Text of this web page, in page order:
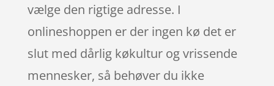
vælge den rigtige adresse. I
onlineshoppen er der ingen kø det er
slut med dårlig køkultur og vrissende
mennesker, så behøver du ikke